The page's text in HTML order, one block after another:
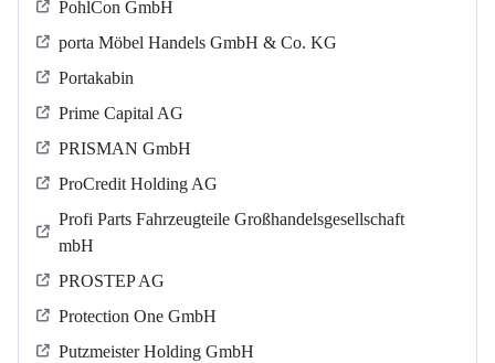
PohlCon GmbH
porta Möbel Handels GmbH & Co. KG
Portakabin
Prime Capital AG
PRISMAN GmbH
ProCredit Holding AG
Profi Parts Fahrzeugteile Großhandelsgesellschaft
mbH
PROSTEP AG
Protection One GmbH
Putzmeister Holding GmbH